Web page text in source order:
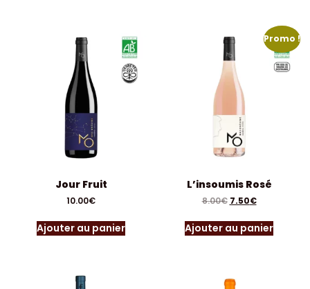
Jour Fruit
10.00€
Ajouter au panier
Promo !
L’insoumis Rosé
8.00€ 7.50€
Ajouter au panier